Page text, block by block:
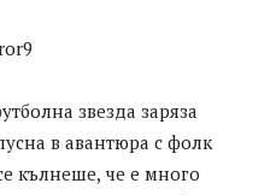
звезда заряза
в авантюра с фолк
кълнеше, че е много